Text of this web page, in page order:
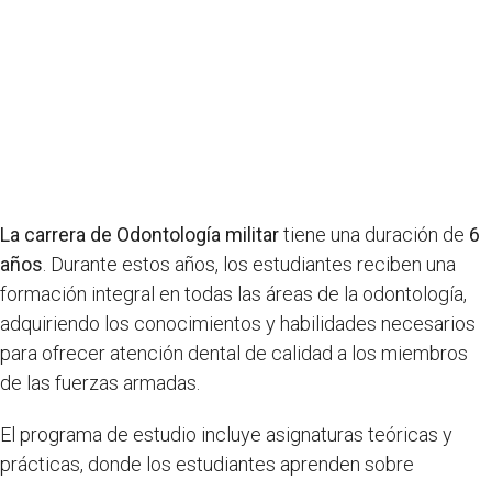
La carrera de Odontología militartiene una duración de 6
años . Durante estos años, los estudiantes reciben una
formación integral en todas las áreas de la odontología,
adquiriendo los conocimientos y habilidades necesarios
para ofrecer atención dental de calidad a los miembros
de las fuerzas armadas.
El programa de estudio incluye asignaturas teóricas y
prácticas, donde los estudiantes aprenden sobre